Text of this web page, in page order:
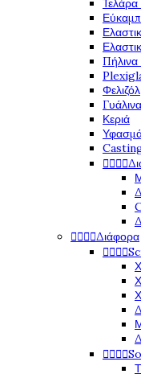
Πήλινα
Φελιζόλ
Κεριά
Casting

Διάφορα

